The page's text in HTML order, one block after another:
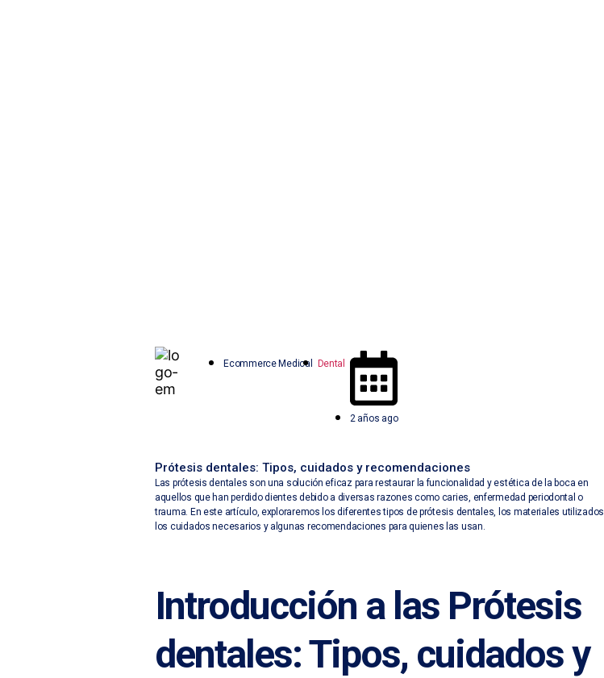
Ecommerce Medical Dental
2 años ago
Prótesis dentales: Tipos, cuidados y recomendaciones
Las prótesis dentales son una solución eficaz para restaurar la funcionalidad y estética de la boca en
aquellos que han perdido dientes debido a diversas razones como caries, enfermedad periodontal o
trauma. En este artículo, exploraremos los diferentes tipos de prótesis dentales, los materiales utilizados,
los cuidados necesarios y algunas recomendaciones para quienes las usan.
Introducción a las Prótesis
dentales: Tipos, cuidados y